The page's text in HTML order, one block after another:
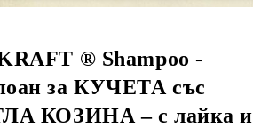
® Shampoo -
за КУЧЕТА със
КОЗИНА – с лайка и